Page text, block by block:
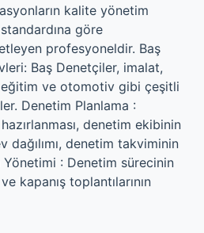
kalite yönetim
göre
profesyoneldir. Baş
Baş Denetçiler, imalat,
eğitim ve otomotiv gibi çeşitli
Denetim Planlama :
denetim ekibinin
dağılımı, denetim takviminin
: Denetim sürecinin
kapanış toplantılarının